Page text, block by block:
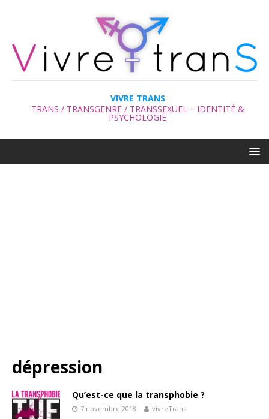
VIVRE TRANS
TRANS / TRANSGENRE / TRANSSEXUEL – IDENTITÉ &
PSYCHOLOGIE
dépression
Qu’est-ce que la transphobie ?
7 novembre 2018 vivreTrans